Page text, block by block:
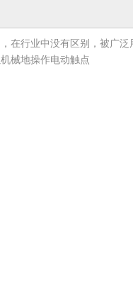
在行业中没有区别，被广
械地操作电动触点